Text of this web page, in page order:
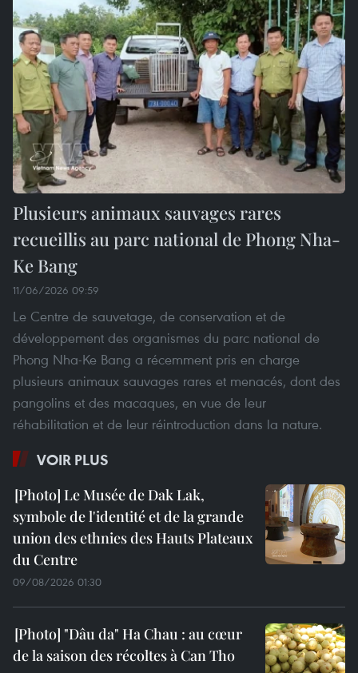
Plusieurs animaux sauvages rares
recueillis au parc national de Phong Nha-
Ke Bang
11/06/2026 09:59
Le Centre de sauvetage, de conservation et de
développement des organismes du parc national de
Phong Nha-Ke Bang a récemment pris en charge
plusieurs animaux sauvages rares et menacés, dont des
pangolins et des macaques, en vue de leur
réhabilitation et de leur réintroduction dans la nature.
VOIR PLUS
Le Musée de Dak Lak,
symbole de l'identité et de la grande
union des ethnies des Hauts Plateaux
du Centre
09/08/2026 01:30
"Dâu da" Ha Chau : au cœur
de la saison des récoltes à Can Tho